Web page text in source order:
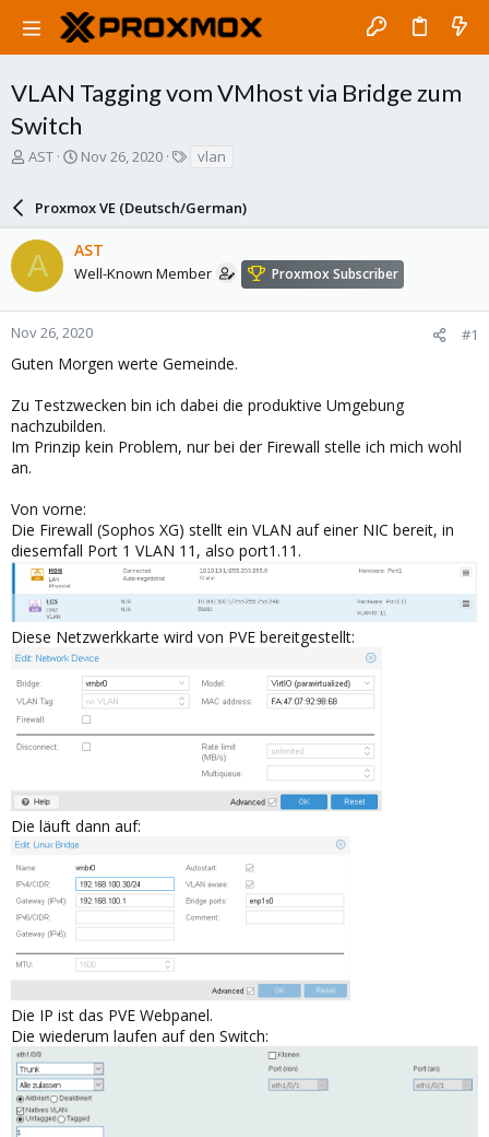
VLAN Tagging vom VMhost via Bridge zum
Switch
T
a
d
s
t
a
r
e
AST
S
r
t
d
a
e
Nov 26, 2020
s
vlan
Proxmox VE (Deutsch/German)
A AST
Well-Known Member Proxmox Subscriber
Nov 26, 2020 #1
Guten Morgen werte Gemeinde.
Zu Testzwecken bin ich dabei die produktive Umgebung
nachzubilden.
Im Prinzip kein Problem, nur bei der Firewall stelle ich mich wohl
an.
Von vorne:
Die Firewall (Sophos XG) stellt ein VLAN auf einer NIC bereit, in
diesemfall Port 1 VLAN 11, also port1.11.
Diese Netzwerkkarte wird von PVE bereitgestellt:
Die läuft dann auf:
Die IP ist das PVE Webpanel.
Die wiederum laufen auf den Switch: